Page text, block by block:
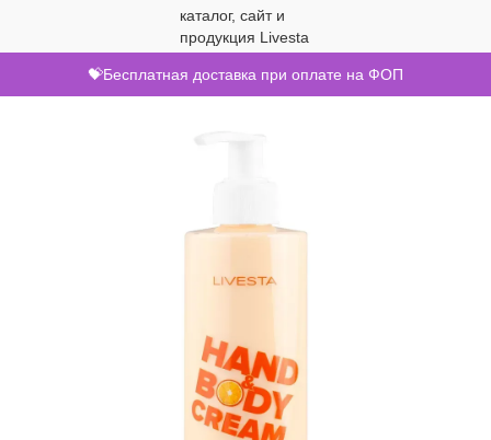
💝Бесплатная доставка при оплате на ФОП